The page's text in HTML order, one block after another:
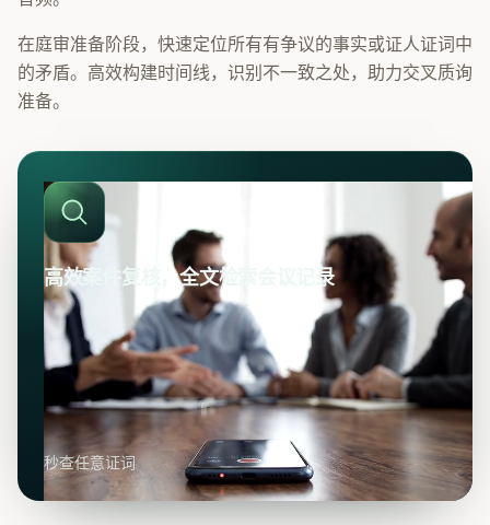
在庭审准备阶段，快速定位所有有争议的事实或证人证词中
的矛盾。高效构建时间线，识别不一致之处，助力交叉质询
准备。
高效案件复核，全文检索会议记录
秒查任意证词